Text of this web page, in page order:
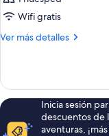
Wifi gratis
Ver más detalles
Más
Inicia sesión
descuentos de
aventuras,